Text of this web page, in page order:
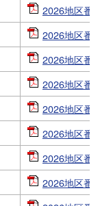
2026地区番
2026地区番
2026地区番
2026地区番
2026地区番
2026地区番
2026地区番
2026地区番